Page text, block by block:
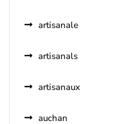
artisanale
artisanals
artisanaux
auchan